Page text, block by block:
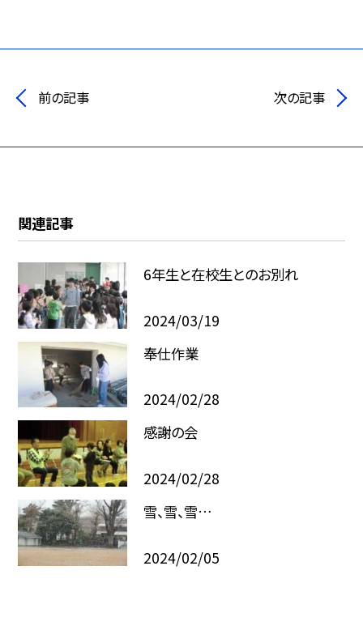
前の記事 次の記事
関連記事
6年生と在校生とのお別れ
2024/03/19
奉仕作業
2024/02/28
感謝の会
2024/02/28
雪、雪、雪…
2024/02/05